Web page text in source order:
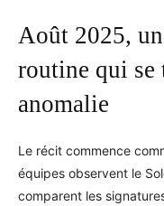
Août 2025,
routine qui se
anomalie
Le récit commence
équipes observent le
comparent les